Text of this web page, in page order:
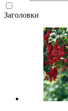
Заголовки